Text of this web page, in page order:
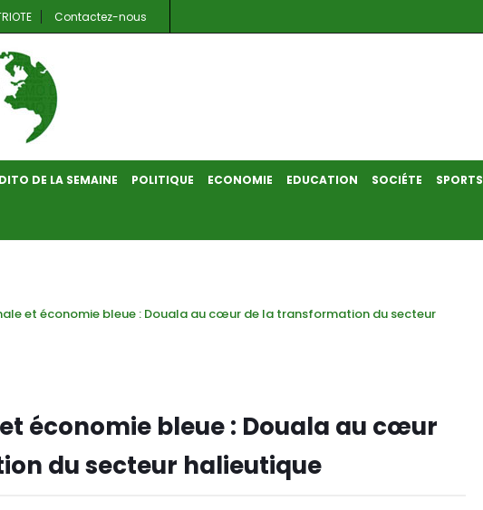
Contactez-nous
DE LA SEMAINE POLITIQUE ECONOMIE EDUCATION SOCIÉTE SPORTS
et économie bleue : Douala au cœur de la transformation du secteur
économie bleue : Douala au cœur
du secteur halieutique